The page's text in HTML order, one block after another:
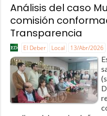
Análisis del caso
comisión
Transparencia
El Deber Local 13/Abr/2026